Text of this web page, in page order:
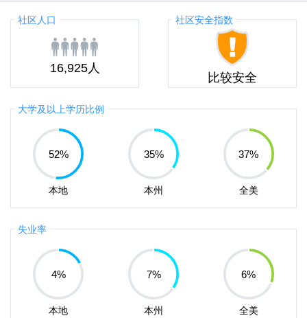
社区人口
16,925人
社区安全指数
比较安全
大学及以上学历比例
52%
本地
35%
本州
37%
全美
失业率
4%
本地
7%
本州
6%
全美